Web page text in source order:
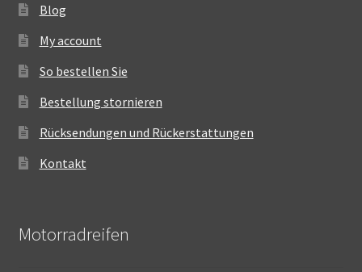
Blog
My account
So bestellen Sie
Bestellung stornieren
Rücksendungen und Rückerstattungen
Kontakt
Motorradreifen